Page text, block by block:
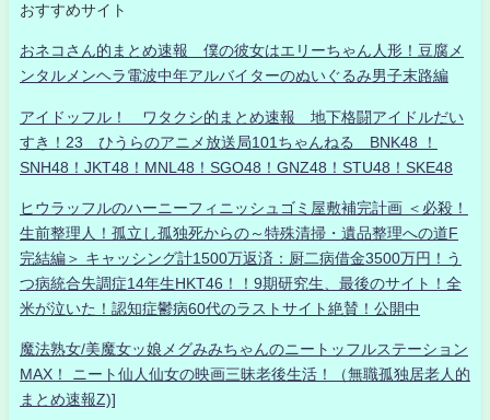
おすすめサイト
おネコさん的まとめ速報 僕の彼女はエリーちゃん人形！豆腐メ
ンタルメンヘラ電波中年アルバイターのぬいぐるみ男子末路編
アイドッフル！ ワタクシ的まとめ速報 地下格闘アイドルだい
すき！23 ひうらのアニメ放送局101ちゃんねる BNK48 ！
SNH48！JKT48！MNL48！SGO48！GNZ48！STU48！SKE48
ヒウラッフルのハーニーフィニッシュゴミ屋敷補完計画 ＜必殺！
生前整理人！孤立し孤独死からの～特殊清掃・遺品整理への道F
完結編＞ キャッシング計1500万返済：厨二病借金3500万円！う
つ病統合失調症14年生HKT46！！9期研究生、最後のサイト！全
米が泣いた！認知症鬱病60代のラストサイト絶賛！公開中
魔法熟女/美魔女ッ娘メグみみちゃんのニートッフルステーション
MAX！ ニート仙人仙女の映画三昧老後生活！（無職孤独居老人的
まとめ速報Z)]